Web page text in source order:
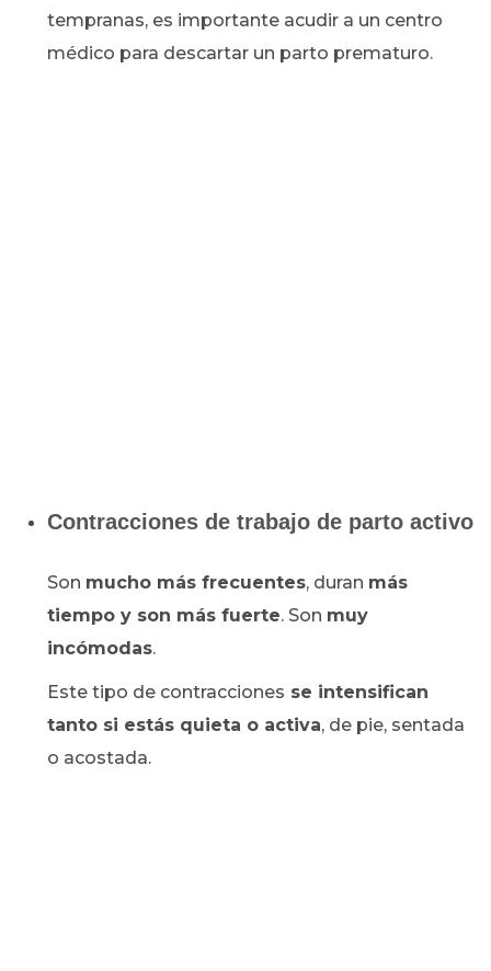
tempranas, es importante acudir a un centro
médico para descartar un parto prematuro.
Contracciones de trabajo de parto activo
Son mucho más frecuentes, duran más
tiempo y son más fuerte. Son muy
incómodas.
Este tipo de contracciones se intensifican
tanto si estás quieta o activa, de pie, sentada
o acostada.